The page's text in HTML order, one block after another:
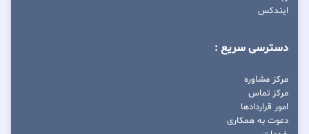
ایندکس
دسترسی سریع :
مرکز مشاوره
مرکز تماس
امور قراردادها
دعوت به همکاری